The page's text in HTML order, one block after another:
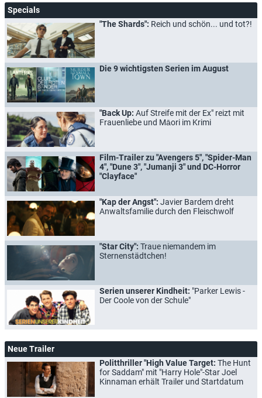
Specials
"The Shards": Reich und schön... und tot?!
Die 9 wichtigsten Serien im August
"Back Up: Auf Streife mit der Ex" reizt mit
Frauenliebe und Māori im Krimi
Film-Trailer zu "Avengers 5", "Spider-Man
4", "Dune 3", "Jumanji 3" und DC-Horror
"Clayface"
"Kap der Angst": Javier Bardem dreht
Anwaltsfamilie durch den Fleischwolf
"Star City": Traue niemandem im
Sternenstädtchen!
Serien unserer Kindheit: "Parker Lewis -
Der Coole von der Schule"
Neue Trailer
Politthriller "High Value Target: The Hunt
for Saddam" mit "Harry Hole"-Star Joel
Kinnaman erhält Trailer und Startdatum